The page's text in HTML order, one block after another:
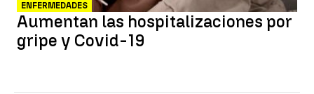
ENFERMEDADES
Aumentan las hospitalizaciones por
gripe y Covid-19